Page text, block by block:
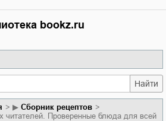
bookz.ru
Найти
▶ Сборник рецептов
читателей. Проверенные блюда для всей